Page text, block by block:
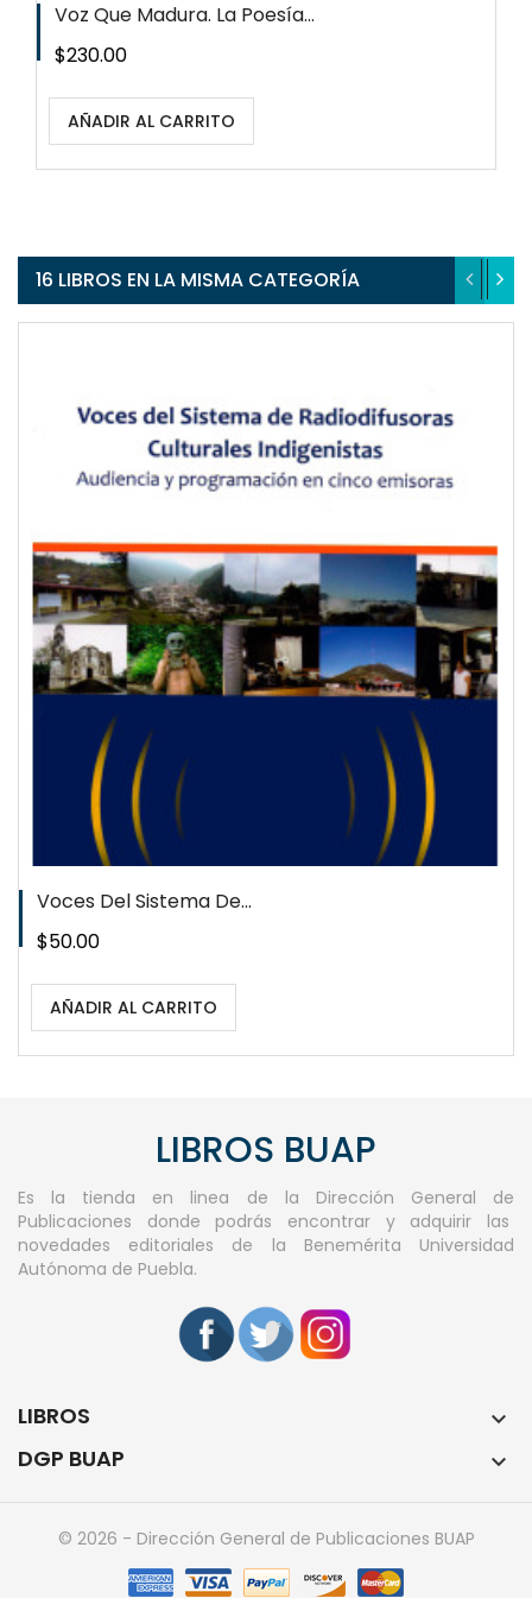
Voz Que Madura. La Poesía...
Precio
$230.00
AÑADIR AL CARRITO
16 LIBROS EN LA MISMA CATEGORÍA
Voces Del Sistema De...
Precio
$50.00
AÑADIR AL CARRITO
QUICKVIEW
WISHLIST
LIBROS BUAP
Es la tienda en linea de la Dirección General de
Publicaciones donde podrás encontrar y adquirir las
novedades editoriales de la Benemérita Universidad
Autónoma de Puebla.
LIBROS 
DGP BUAP 
© 2026 - Dirección General de Publicaciones BUAP